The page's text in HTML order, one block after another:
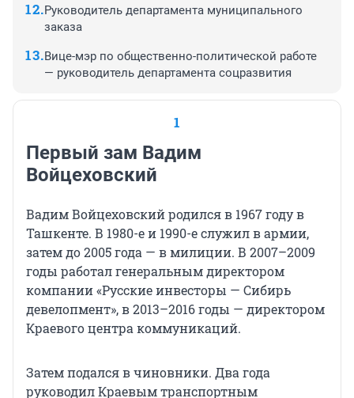
Руководитель департамента муниципального
заказа
Вице-мэр по общественно-политической работе
— руководитель департамента соцразвития
1
Первый зам Вадим
Войцеховский
Вадим Войцеховский родился в 1967 году в
Ташкенте. В 1980-е и 1990-е служил в армии,
затем до 2005 года — в милиции. В 2007–2009
годы работал генеральным директором
компании «Русские инвесторы — Сибирь
девелопмент», в 2013–2016 годы — директором
Краевого центра коммуникаций.
Затем подался в чиновники. Два года
руководил Краевым транспортным